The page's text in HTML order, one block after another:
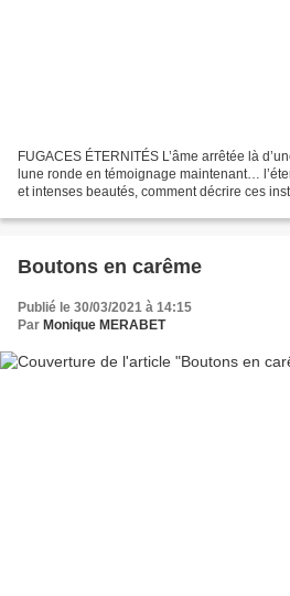
FUGACES ÉTERNITÉS L’âme arrêtée là
lune ronde en témoignage maintenant…
et intenses beautés, comment décrire ces
Boutons en carême
Publié le 30/03/2021 à 14:15
Par Monique MERABET